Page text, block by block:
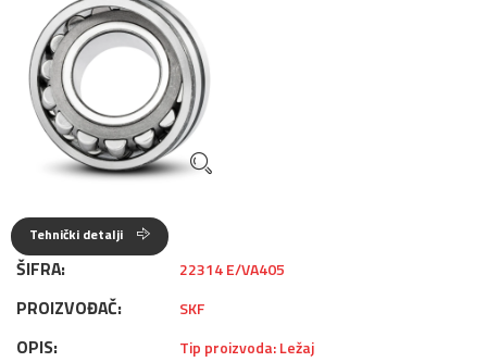
Tehnički detalji
ŠIFRA: 22314 E/VA405
PROIZVOĐAČ: SKF
OPIS:
Tip proizvoda: Ležaj